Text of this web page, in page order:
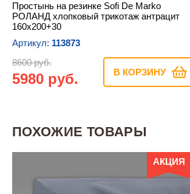
Простынь на резинке Sofi De Marko
РОЛАНД хлопковый трикотаж антрацит
160х200+30
Артикул: 113873
8600 руб.
5980 руб. В КОРЗИНУ
ПОХОЖИЕ ТОВАРЫ
АКЦИЯ